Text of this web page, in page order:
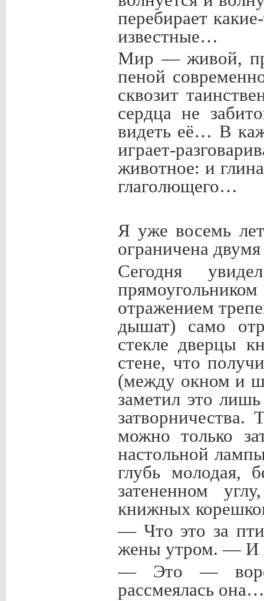
перебирает
известные…
Мир — живой,
пеной
сквозит
сердца не
видеть её… В
играет-
животное: и
глаголющего…
Я уже восемь
ограничена
Сегодня
отражением
дышат) само
стекле дверцы
стене, что
(между окном и
заметил это
можно только
настольной
глубь молодая,
затененном
книжных
— Что это за
жены утром. — И
— Это —
рассмеялась она…